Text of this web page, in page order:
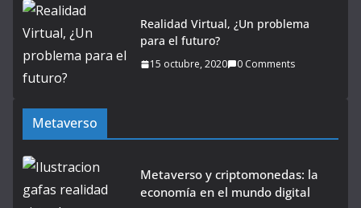
Realidad Virtual, ¿Un problema
para el futuro?
15 octubre, 2020 0 Comments
Metaverso
Metaverso y criptomonedas: la
economía en el mundo digital